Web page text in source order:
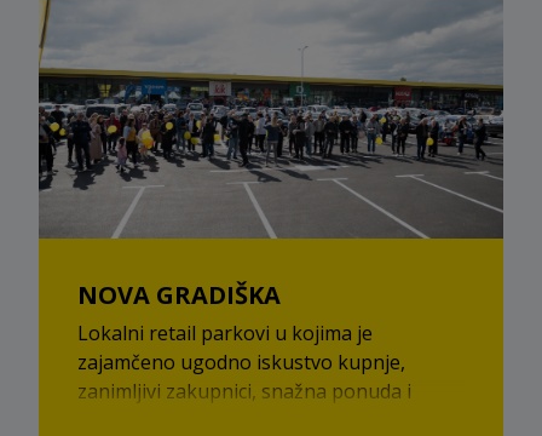
NOVA GRADIŠKA
Lokalni retail parkovi u kojima je
zajamčeno ugodno iskustvo kupnje,
zanimljivi zakupnici, snažna ponuda i